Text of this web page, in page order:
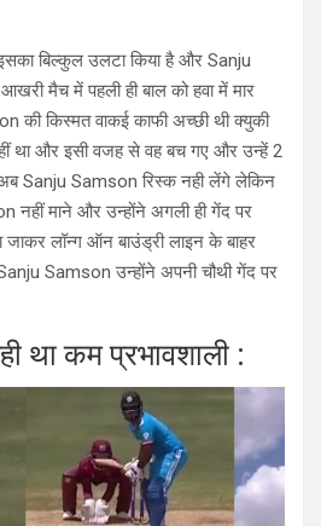
बिल्कुल उलटा किया है और Sanju
मैच में पहली ही बाल को हवा में मार
की किस्मत वाकई काफी अच्छी थी क्युकी
था और इसी वजह से वह बच गए और उन्हें 2
अब Sanju Samson रिस्क नही लेंगे लेकिन
नहीं माने और उन्होंने अगली ही गेंद पर
लॉन्ग ऑन बाउंड्री लाइन के बाहर
Samson उन्होंने अपनी चौथी गेंद पर
था कम प्रभावशाली :